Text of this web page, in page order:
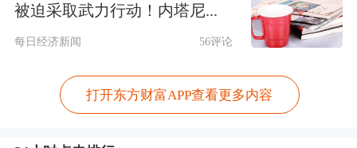
被迫采取武力行动！内塔尼...
每日经济新闻 56评论
打开东方财富APP查看更多内容